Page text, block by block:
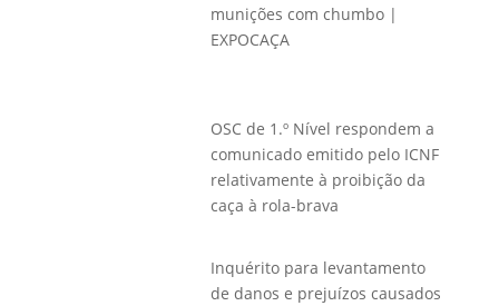
munições com chumbo |
EXPOCAÇA
OSC de 1.º Nível respondem a
comunicado emitido pelo ICNF
relativamente à proibição da
caça à rola-brava
Inquérito para levantamento
de danos e prejuízos causados